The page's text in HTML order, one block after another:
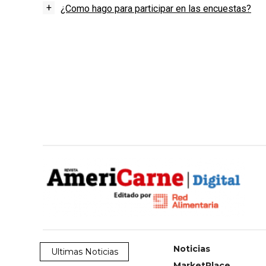
+
¿Como hago para participar en las encuestas?
Ultimas Noticias Noticias